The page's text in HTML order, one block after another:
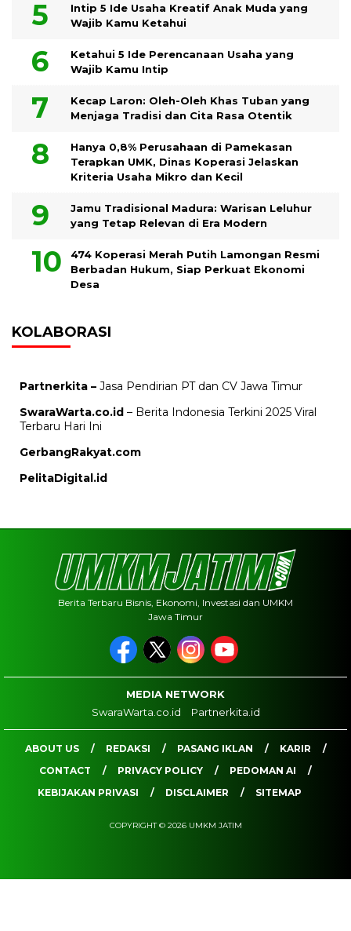
Intip 5 Ide Usaha Kreatif Anak Muda yang
Wajib Kamu Ketahui
Ketahui 5 Ide Perencanaan Usaha yang
Wajib Kamu Intip
Kecap Laron: Oleh-Oleh Khas Tuban yang
Menjaga Tradisi dan Cita Rasa Otentik
Hanya 0,8% Perusahaan di Pamekasan
Terapkan UMK, Dinas Koperasi Jelaskan
Kriteria Usaha Mikro dan Kecil
Jamu Tradisional Madura: Warisan Leluhur
yang Tetap Relevan di Era Modern
474 Koperasi Merah Putih Lamongan Resmi
Berbadan Hukum, Siap Perkuat Ekonomi
Desa
KOLABORASI
Partnerkita – Jasa Pendirian PT dan CV Jawa Timur
SwaraWarta.co.id – Berita Indonesia Terkini 2025 Viral
Terbaru Hari Ini
GerbangRakyat.com
PelitaDigital.id
Berita Terbaru Bisnis, Ekonomi, Investasi dan UMKM
Jawa Timur
MEDIA NETWORK
SwaraWarta.co.id
Partnerkita.id
ABOUT US REDAKSI PASANG IKLAN
KARIR
CONTACT
PRIVACY POLICY
PEDOMAN AI
KEBIJAKAN PRIVASI
DISCLAIMER SITEMAP
COPYRIGHT © 2026 UMKM JATIM